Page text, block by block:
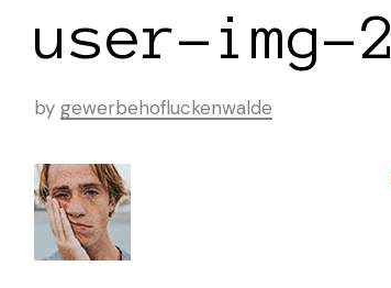
user-img-2
by gewerbehofluckenwalde